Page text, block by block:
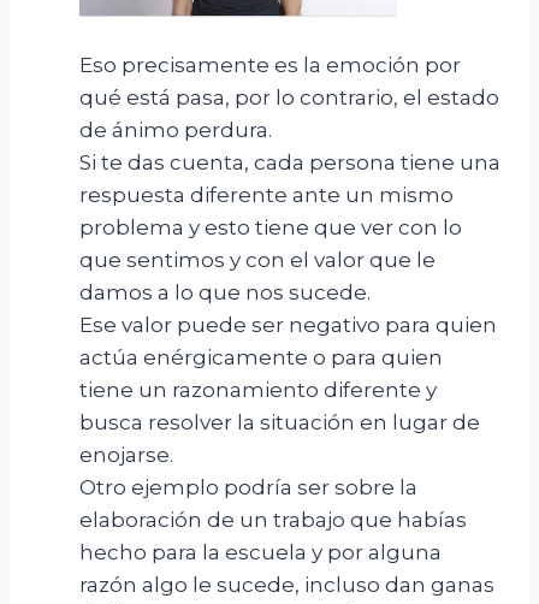
Eso precisamente es la emoción por
qué está pasa, por lo contrario, el estado
de ánimo perdura.
Si te das cuenta, cada persona tiene una
respuesta diferente ante un mismo
problema y esto tiene que ver con lo
que sentimos y con el valor que le
damos a lo que nos sucede.
Ese valor puede ser negativo para quien
actúa enérgicamente o para quien
tiene un razonamiento diferente y
busca resolver la situación en lugar de
enojarse.
Otro ejemplo podría ser sobre la
elaboración de un trabajo que habías
hecho para la escuela y por alguna
razón algo le sucede, incluso dan ganas